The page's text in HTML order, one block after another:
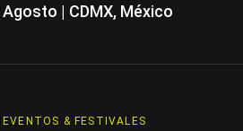
Agosto | CDMX, México
EVENTOS & FESTIVALES